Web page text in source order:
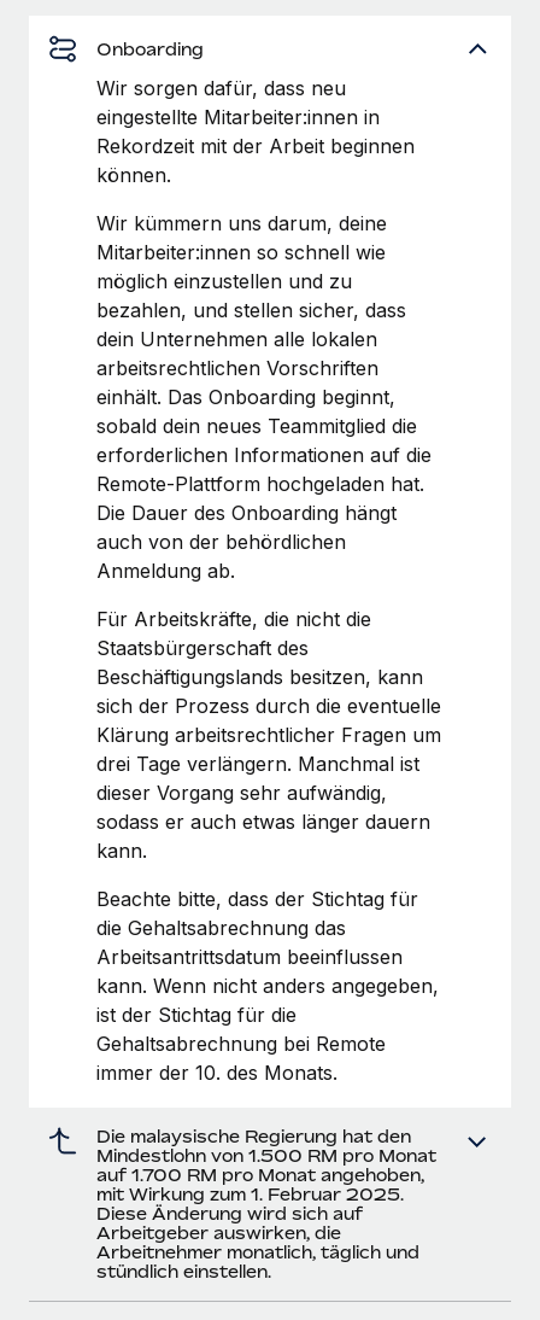
Wie Phiture 55 Mitarbeiter:innen in 19 Ländern
mit Remote verwaltet
Phiture ist der unumstrittene Marktführer im Bereich der
Mehr erfahren
Onboarding
Wir sorgen dafür, dass neu
eingestellte Mitarbeiter:innen in
Rekordzeit mit der Arbeit beginnen
können.
Wir kümmern uns darum, deine
Mitarbeiter:innen so schnell wie
möglich einzustellen und zu
bezahlen, und stellen sicher, dass
dein Unternehmen alle lokalen
arbeitsrechtlichen Vorschriften
einhält. Das Onboarding beginnt,
sobald dein neues Teammitglied die
erforderlichen Informationen auf die
Remote-Plattform hochgeladen hat.
Die Dauer des Onboarding hängt
auch von der behördlichen
Anmeldung ab.
Für Arbeitskräfte, die nicht die
Staatsbürgerschaft des
Beschäftigungslands besitzen, kann
sich der Prozess durch die eventuelle
Klärung arbeitsrechtlicher Fragen um
drei Tage verlängern. Manchmal ist
dieser Vorgang sehr aufwändig,
sodass er auch etwas länger dauern
kann.
Beachte bitte, dass der Stichtag für
die Gehaltsabrechnung das
Arbeitsantrittsdatum beeinflussen
kann. Wenn nicht anders angegeben,
ist der Stichtag für die
Gehaltsabrechnung bei Remote
immer der 10. des Monats.
Die malaysische Regierung hat den
Mindestlohn von 1.500 RM pro Monat
auf 1.700 RM pro Monat angehoben,
mit Wirkung zum 1. Februar 2025.
Diese Änderung wird sich auf
Arbeitgeber auswirken, die
Arbeitnehmer monatlich, täglich und
stündlich einstellen.